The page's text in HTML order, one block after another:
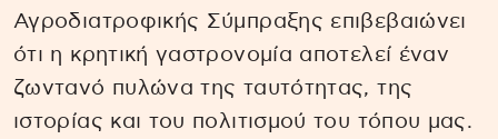
Αγροδιατροφικής Σύμπραξης επιβεβαιώνει
ότι η κρητική γαστρονομία αποτελεί έναν
ζωντανό πυλώνα της ταυτότητας, της
ιστορίας και του πολιτισμού του τόπου μας.